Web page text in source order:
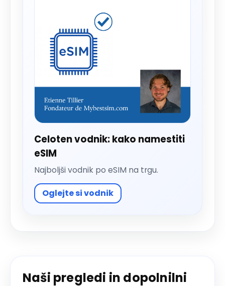
Celoten vodnik: kako namestiti
eSIM
Najboljši vodnik po eSIM na trgu.
Oglejte si vodnik
Naši pregledi in dopolnilni